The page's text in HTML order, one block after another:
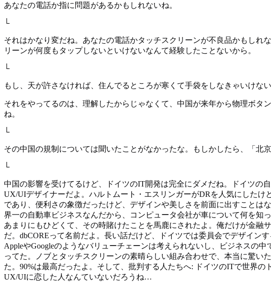
あなたの電話か指に問題があるかもしれないね。
└
それはかなり変だね。あなたの電話かタッチスクリーンが不良品かもし
リーンが何度もタップしないといけないなんて経験したことないから。
└
もし、天が許さなければ、住んでるところが寒くて手袋をしなきゃいけない
それをやってるのは、理解したからじゃなくて、中国が来年から物理ボタ
ね。
└
その中国の規制については聞いたことがなかったな。もしかしたら、「北
└
中国の影響を受けてるけど、ドイツのIT開発は完全にダメだね。ドイツの
UX/UIデザイナーだよ。ハルトムート・エスリンガーがDRを人気にした
であり、便利さの象徴だったけど、デザインや美しさを前面に出すことは
界一の自動車ビジネスなんだから、コンピュータ会社が車について何を知
あまりにもひどくて、その時賭けたことを馬鹿にされたよ。俺だけが金
だ。dbCOREって名前だよ。長い話だけど、ドイツでは委員会でデザイン
AppleやGoogleのようなバリューチェーンは考えられないし、ビジネスの
ってた。ノブとタッチスクリーンの素晴らしい組み合わせで、本当に驚い
た。90%は最高だったよ。そして、批判する人たちへ: ドイツのITで世界
UX/UIに恋した人なんていないだろうね…